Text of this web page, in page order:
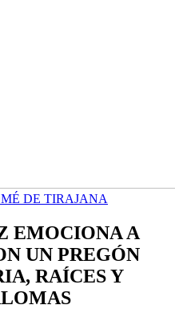
DE TIRAJANA
EMOCIONA A
UN PREGÓN
RAÍCES Y